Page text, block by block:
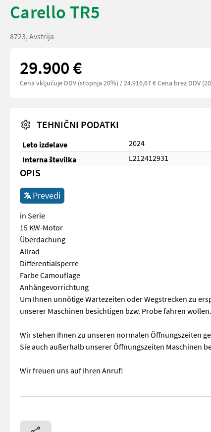
Carello TR5
8723, Avstrija
29.900 €
Cena vključuje DDV (stopnja 20%) / 24.916,67 € Cena brez DDV
TEHNIČNI PODATKI
Leto izdelave
2024
Interna številka
L212412931
OPIS
Prevedi
in Serie
15 KW-Motor
Überdachung
Allrad
Differentialsperre
Farbe Camouflage
Anhängevorrichtung
Um Ihnen unnötige Wartezeiten oder Wegstrecken zu
unserer Maschinen besichtigen bzw. Probe fahren wollen.
Wir stehen Ihnen zu unseren normalen Öffnungszeiten
Sie auch außerhalb unserer Öffnungszeiten Maschinen
Wir freuen uns auf Ihren Anruf!
in Serie 15 KW-Motor Überdachung Allrad